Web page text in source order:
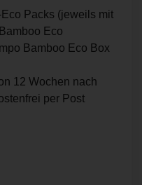
Packs (jeweils mit
Eco
Bamboo Eco Box
12 Wochen nach
per Post